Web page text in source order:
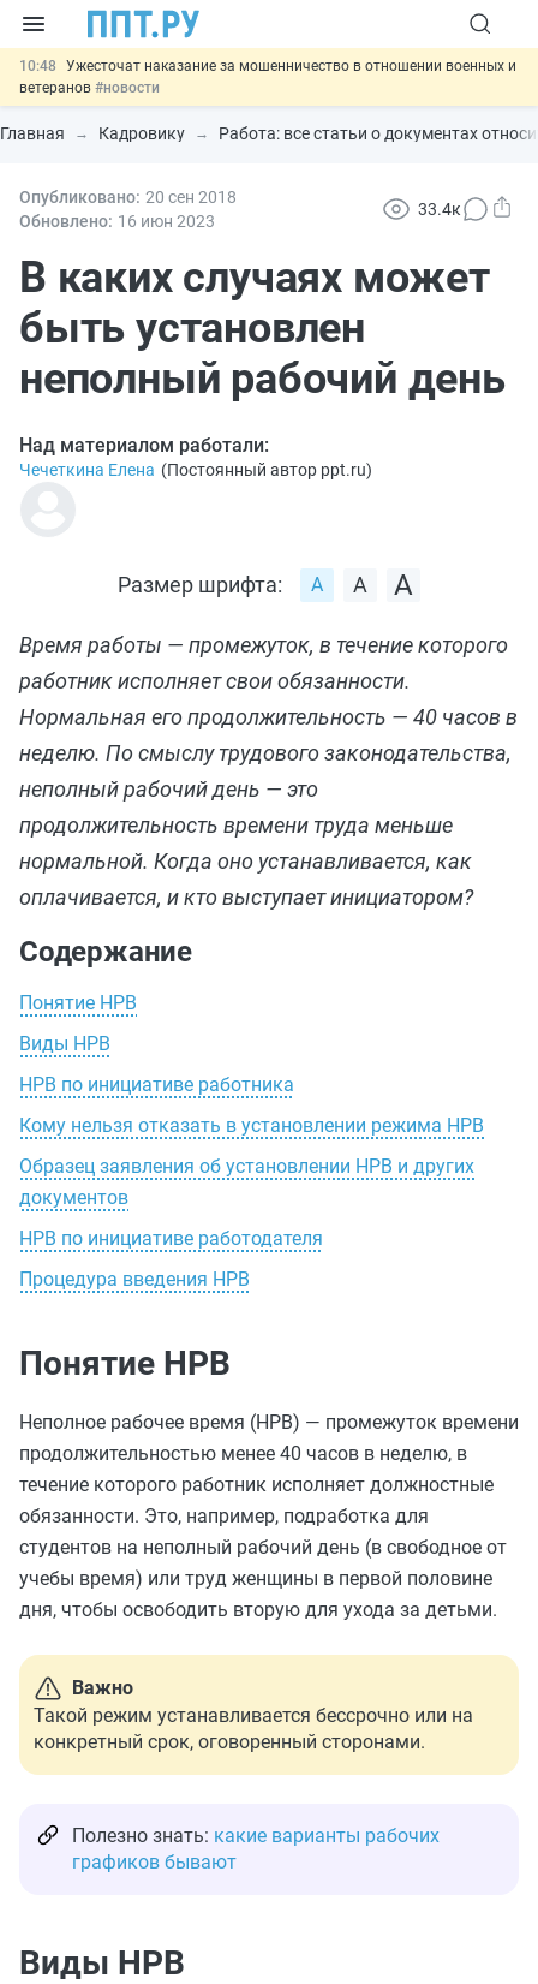
10:48
Ужесточат наказание за мошенничество в отношении военных и
ветеранов #новости
10:00 Введут маркировку и идентификацию игроков в видеоиграх
#новости
00:01
7 августа: важные документы, вступающие в силу сегодня
#новости
отношений
Главная Кадровику Работа: все статьи о документах
Опубликовано: 20 сен 2018
Обновлено: 16 июн 2023
33.4к
В каких случаях может
быть установлен
неполный рабочий день
Над материалом работали:
Чечеткина Елена (Постоянный автор ppt.ru)
Размер шрифта:
Время работы — промежуток, в течение которого
работник исполняет свои обязанности.
Нормальная его продолжительность — 40 часов в
неделю. По смыслу трудового законодательства,
неполный рабочий день — это
продолжительность времени труда меньше
нормальной. Когда оно устанавливается, как
оплачивается, и кто выступает инициатором?
Содержание
Понятие НРВ
Виды НРВ
НРВ по инициативе работника
Кому нельзя отказать в установлении режима НРВ
Образец заявления об установлении НРВ и других
документов
НРВ по инициативе работодателя
Процедура введения НРВ
Понятие НРВ
Неполное рабочее время (НРВ) — промежуток времени
продолжительностью менее 40 часов в неделю, в
течение которого работник исполняет должностные
обязанности. Это, например, подработка для
студентов на неполный рабочий день (в свободное от
учебы время) или труд женщины в первой половине
дня, чтобы освободить вторую для ухода за детьми.
Важно
Такой режим устанавливается бессрочно или на
конкретный срок, оговоренный сторонами.
Полезно знать: какие варианты рабочих
графиков бывают
Виды НРВ